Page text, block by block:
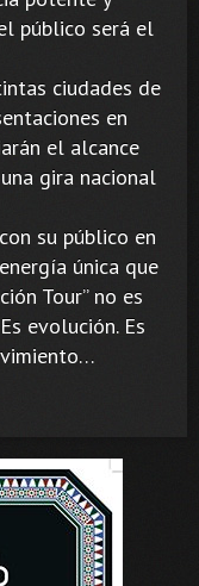
público será el
ciudades de
en
el alcance
gira nacional
su público en
única que
Tour” no es
evolución. Es